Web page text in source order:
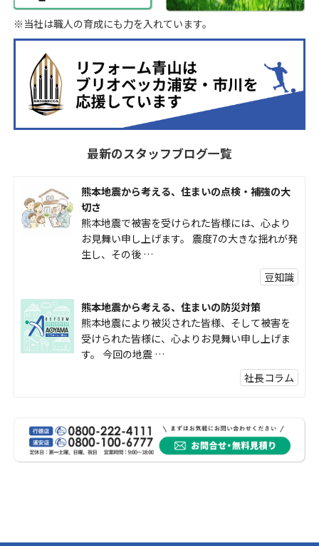
※当社は職人の育成にも力を入れています。
最新のスタッフブログ一覧
熊本地震から考える、住まいの点検・補強の大
切さ
熊本地震で被害を受けられた皆様には、心より
お見舞い申し上げます。 震度7の大きな揺れが発
生し、その後 …
豆知識
熊本地震から考える、住まいの防災対策
熊本地震により被災された皆様、そして被害を
受けられた皆様に、心よりお見舞い申し上げま
す。 今回の地震 …
社長コラム
外壁の色あせやひび割れが気になり始めると、
「そろそろ塗り替えが必要かな？」 「訪問営業
に勧められた …